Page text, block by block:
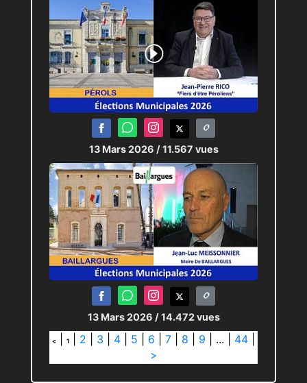
13 Mars 2026 / 11.567 vues
13 Mars 2026 / 14.472 vues
< 1 2 3 4 5 6 7 8 9 ... 44
>